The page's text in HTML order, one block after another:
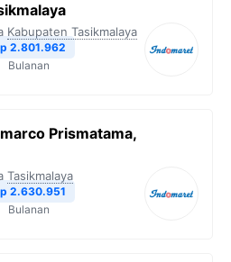
Kabupaten Tasikmalaya
2.801.962
Bulanan
Prismatama,
Tasikmalaya
2.630.951
Bulanan